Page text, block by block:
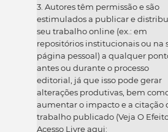
3. Autores têm permissão e são
estimulados a publicar e
seu trabalho online (ex.: em
repositórios institucionais ou na
página pessoal) a qualquer
antes ou durante o processo
editorial, já que isso pode gerar
alterações produtivas, bem
aumentar o impacto e a citação
trabalho publicado (Veja O
Acesso Livre aqui: